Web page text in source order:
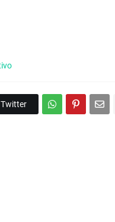
Twitter